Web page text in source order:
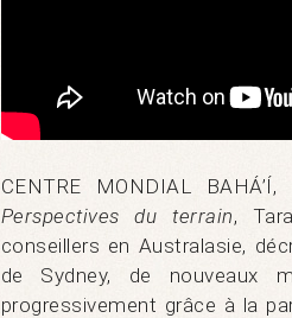
CENTRE MONDIAL
Perspectives du terrain,
conseillers en Australasie,
de Sydney, de nouveaux
progressivement grâce à la